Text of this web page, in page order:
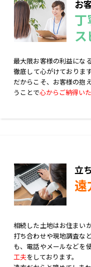
お
丁
最大限お客様の利益にな
徹底して心がけておりま
だからこそ、お客様の抱
うことで心からご納得い
立
遠
相続した土地はお住まい
打ち合わせや現地調査な
も、電話やメールなどを
工夫をしております。